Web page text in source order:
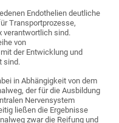
Endothelien deutliche
Transportprozesse,
verantwortlich sind.
von
der Entwicklung und
sind.
in Abhängigkeit von dem
der für die Ausbildung
Nervensystem
ließen die Ergebnisse
zwar die Reifung und